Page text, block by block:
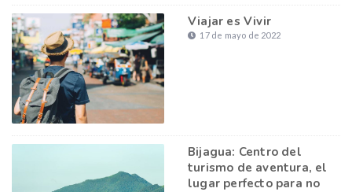
Viajar es Vivir
17 de mayo de 2022
Bijagua: Centro del
turismo de aventura, el
lugar perfecto para no